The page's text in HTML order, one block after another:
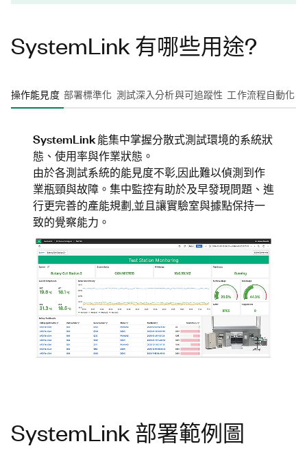
SystemLink 有哪些用途?
操作能見度 部署標準化 測試深入分析與可追蹤性 工作流程自動化
SystemLink 能集中掌握分散式測試環境的系統狀
態、使用率與作業狀態。
由於各測試系統的能見度不彰,因此難以偵測到作
業瓶頸與故障。集中監控有助於及早發現問題、進
行更完善的產能規劃,並且讓實驗室與據點保持一
致的覺察能力。
SystemLink 部署範例圖